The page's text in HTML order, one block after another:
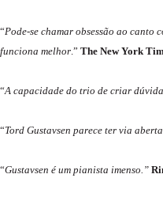
“Pode-se chamar obsessão ao
funciona melhor.” The New York
“A capacidade do trio de criar
“Tord Gustavsen parece ter via
“Gustavsen é um pianista imenso.”